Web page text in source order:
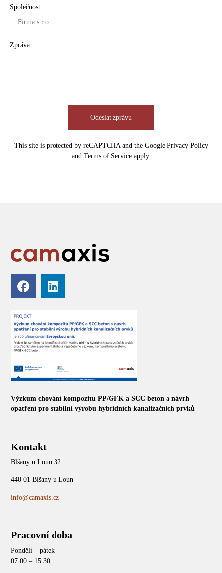
Společnost
Zpráva
Odeslat zprávu
This site is protected by reCAPTCHA and the Google Privacy Policy
and Terms of Serviceapply.
Výzkum chování kompozitu PP/GFK a SCC beton a návrh
opatření pro stabilní výrobu hybridních kanalizačních prvků
Kontakt
Blšany u Loun 32
440 01 Blšany u Loun
info@camaxis.cz
Pracovní doba
Pondělí – pátek
07:00 – 15:30